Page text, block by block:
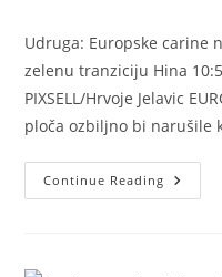
Udruga: Europske carine
zelenu tranziciju Hina
PIXSELL/Hrvoje Jelavic
ploča ozbiljno bi narušile
Continue Reading Zelena